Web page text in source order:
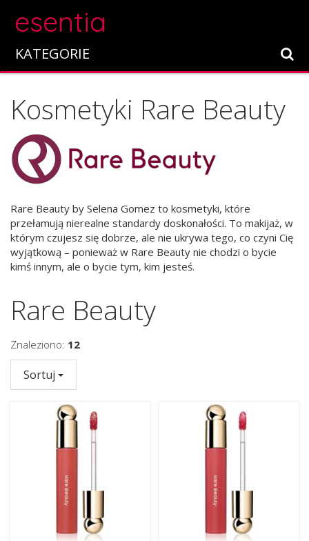
esentia
KATEGORIE
Kosmetyki Rare Beauty
Rare Beauty by Selena Gomez to kosmetyki, które
przełamują nierealne standardy doskonałości. To makijaż, w
którym czujesz się dobrze, ale nie ukrywa tego, co czyni Cię
wyjątkową – ponieważ w Rare Beauty nie chodzi o bycie
kimś innym, ale o bycie tym, kim jesteś.
Rare Beauty
Znaleziono: 12
Sortuj